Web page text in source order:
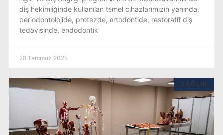
diş hekimliğinde kullanılan temel cihazlarımızın yanında,
periodontolojide, protezde, ortodontide, restoratif diş
tedavisinde, endodontik
28 Temmuz 2025
SAĞLIK